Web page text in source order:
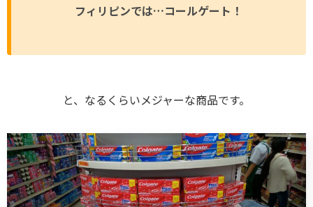
フィリピンでは…コールゲート！
と、なるくらいメジャーな商品です。